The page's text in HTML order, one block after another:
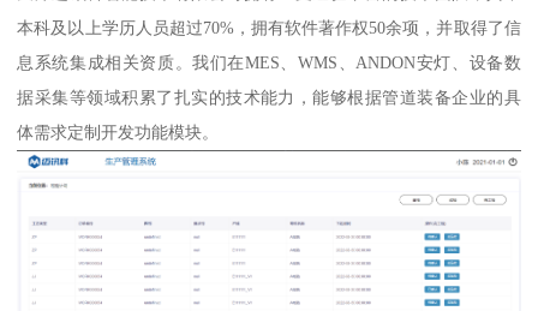
本科及以上学历人员超过70%，拥有软件著作权50余项，并取得了信
息系统集成相关资质。我们在MES、WMS、ANDON安灯、设备数
据采集等领域积累了扎实的技术能力，能够根据管道装备企业的具
体需求定制开发功能模块。